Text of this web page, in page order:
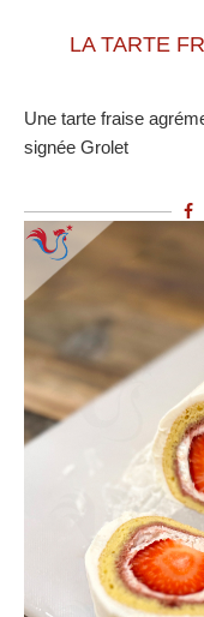
LA TARTE
Une tarte fraise
signée Grolet